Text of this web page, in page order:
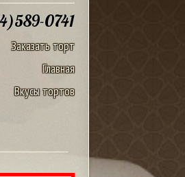
0741
Заказать торт
Главная
Вкусы тортов